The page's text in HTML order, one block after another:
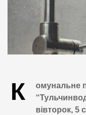
К
омунальне
вівторок, 5